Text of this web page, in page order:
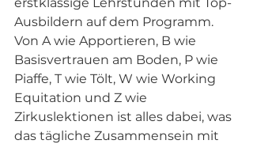
Ausbildern auf dem Programm.
Von A wie Apportieren, B wie
Basisvertrauen am Boden, P wie
Piaffe, T wie Tölt, W wie Working
Equitation und Z wie
Zirkuslektionen ist alles dabei, was
das tägliche Zusammensein mit